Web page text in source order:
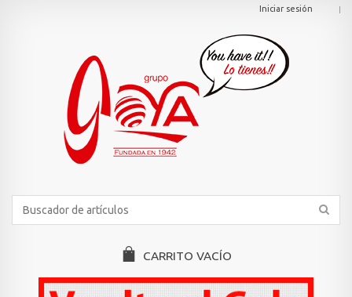
Iniciar sesión
CARRITO VACÍO